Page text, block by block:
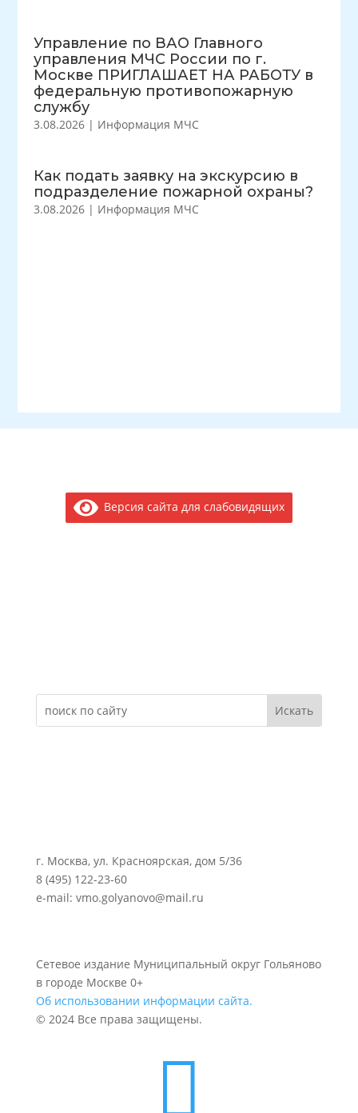
Управление по ВАО Главного
управления МЧС России по г.
Москве ПРИГЛАШАЕТ НА РАБОТУ в
федеральную противопожарную
службу
3.08.2026 | Информация МЧС
Как подать заявку на экскурсию в
подразделение пожарной охраны?
3.08.2026 | Информация МЧС
Версия сайта для слабовидящих
г. Москва, ул. Красноярская, дом 5/36
8 (495) 122-23-60
e-mail: vmo.golyanovo@mail.ru
Сетевое издание Муниципальный округ Гольяново
в городе Москве 0+
Об использовании информации сайта.
© 2024 Все права защищены.
